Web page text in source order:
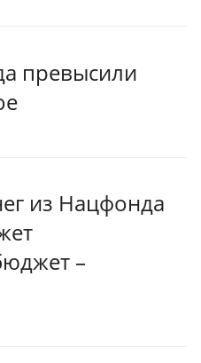
превысили
из Нацфонда
–